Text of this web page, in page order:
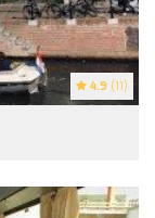
4.9 (11)